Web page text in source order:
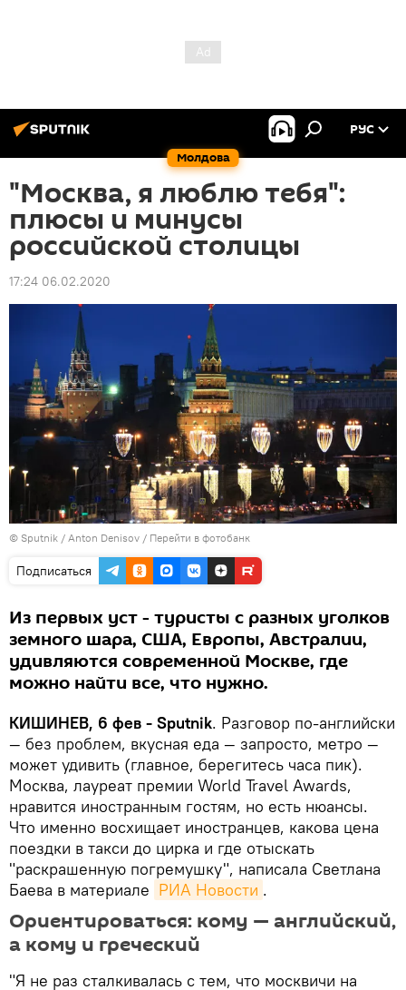
Молдова
РУС
"Москва, я люблю тебя":
плюсы и минусы
российской столицы
17:24 06.02.2020
© Sputnik / Anton Denisov / Перейти в фотобанк
Подписаться
Из первых уст - туристы с разных уголков
земного шара, США, Европы, Австралии,
удивляются современной Москве, где
можно найти все, что нужно.
КИШИНЕВ, 6 фев - Sputnik. Разговор по-английски
— без проблем, вкусная еда — запросто, метро —
может удивить (главное, берегитесь часа пик).
Москва, лауреат премии World Travel Awards,
нравится иностранным гостям, но есть нюансы.
Что именно восхищает иностранцев, какова цена
поездки в такси до цирка и где отыскать
"раскрашенную погремушку", написала Светлана
Баева в материале РИА Новости .
Ориентироваться: кому — английский,
а кому и греческий
"Я не раз сталкивалась с тем, что москвичи на